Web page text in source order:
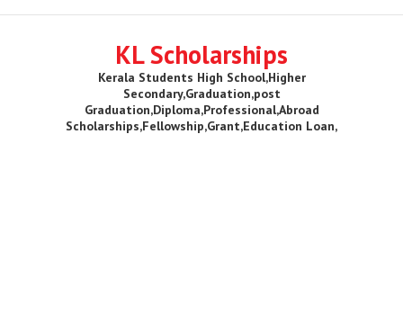
KL Scholarships
Kerala Students High School,Higher
Secondary,Graduation,post
Graduation,Diploma,Professional,Abroad
Scholarships,Fellowship,Grant,Education Loan,